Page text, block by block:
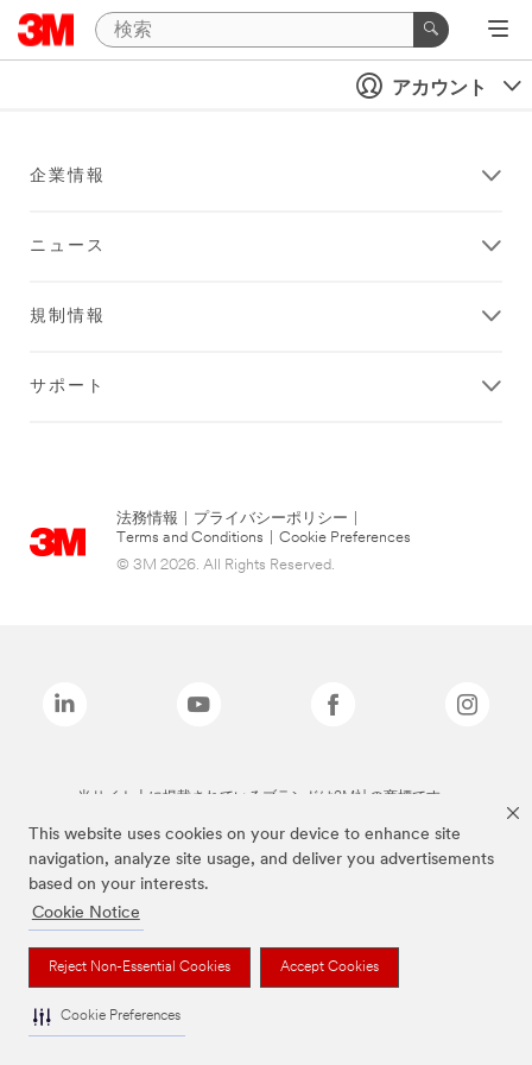
This website uses cookies on your device to enhance site
navigation, analyze site usage, and deliver you advertisements
based on your interests.
Cookie Notice
Reject Non-Essential Cookies Accept Cookies
Cookie Preferences
アカウント
企業情報
ニュース
規制情報
サポート
法務情報 プライバシーポリシー
Terms and Conditions
Cookie Preferences
© 3M 2026. All Rights Reserved.
当サイト上に掲載されているブランドは3M社の商標です。